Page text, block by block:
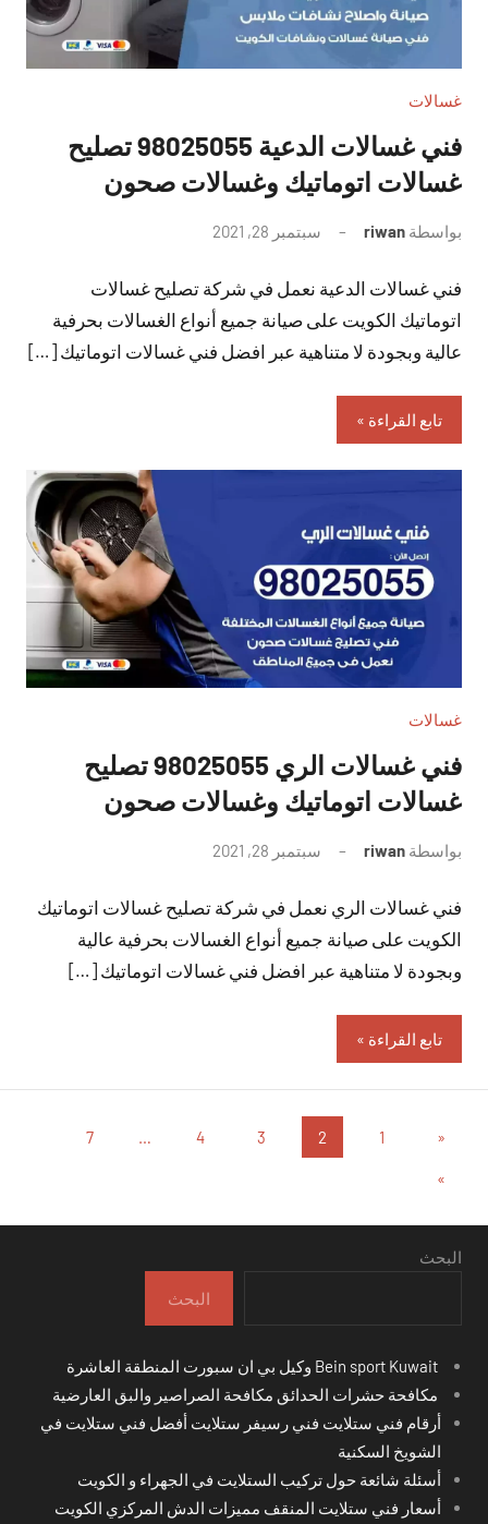
غسالات
فني غسالات الدعية 98025055 تصليح
غسالات اتوماتيك وغسالات صحون
بواسطة riwan سبتمبر 28, 2021
تعليقات
فني غسالات الدعية نعمل في شركة تصليح غسالات
اتوماتيك الكويت على صيانة جميع أنواع الغسالات بحرفية
عالية وبجودة لا متناهية عبر افضل فني غسالات اتوماتيك […]
تابع القراءة
غسالات
فني غسالات الري 98025055 تصليح
غسالات اتوماتيك وغسالات صحون
بواسطة riwan سبتمبر 28, 2021
تعليقات
فني غسالات الري نعمل في شركة تصليح غسالات اتوماتيك
الكويت على صيانة جميع أنواع الغسالات بحرفية عالية
وبجودة لا متناهية عبر افضل فني غسالات اتوماتيك […]
تابع القراءة
تعدد
صفحات
المقالات
« المقالات
1
2
3
4
…
7
المقالات
»
البحث
البحث
مكافحة حشرات الحدائق مكافحة الصراصير والبق العارضية
أرقام فني ستلايت فني رسيفر ستلايت أفضل فني ستلايت في
الشويخ السكنية
أسئلة شائعة حول تركيب الستلايت في الجهراء و الكويت
أسعار فني ستلايت المنقف مميزات الدش المركزي الكويت